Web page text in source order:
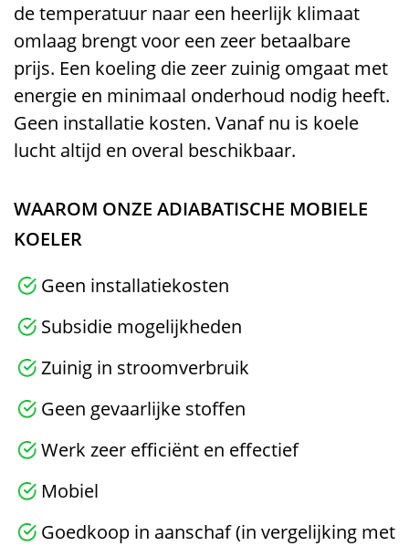
de temperatuur naar een heerlijk klimaat
omlaag brengt voor een zeer betaalbare
prijs. Een koeling die zeer zuinig omgaat met
energie en minimaal onderhoud nodig heeft.
Geen installatie kosten. Vanaf nu is koele
lucht altijd en overal beschikbaar.
WAAROM ONZE ADIABATISCHE MOBIELE
KOELER
Geen installatiekosten
Subsidie mogelijkheden
Zuinig in stroomverbruik
Geen gevaarlijke stoffen
Werk zeer efficiënt en effectief
Mobiel
Goedkoop in aanschaf (in vergelijking met